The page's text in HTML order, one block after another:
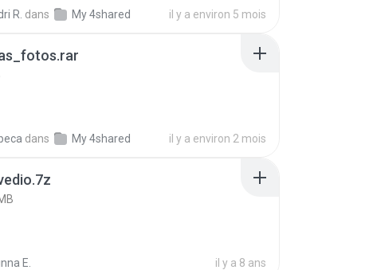
R. dans My 4shared il y a environ 5 mois
dans My 4shared il y a environ 2 mois
E. il y a 8 ans